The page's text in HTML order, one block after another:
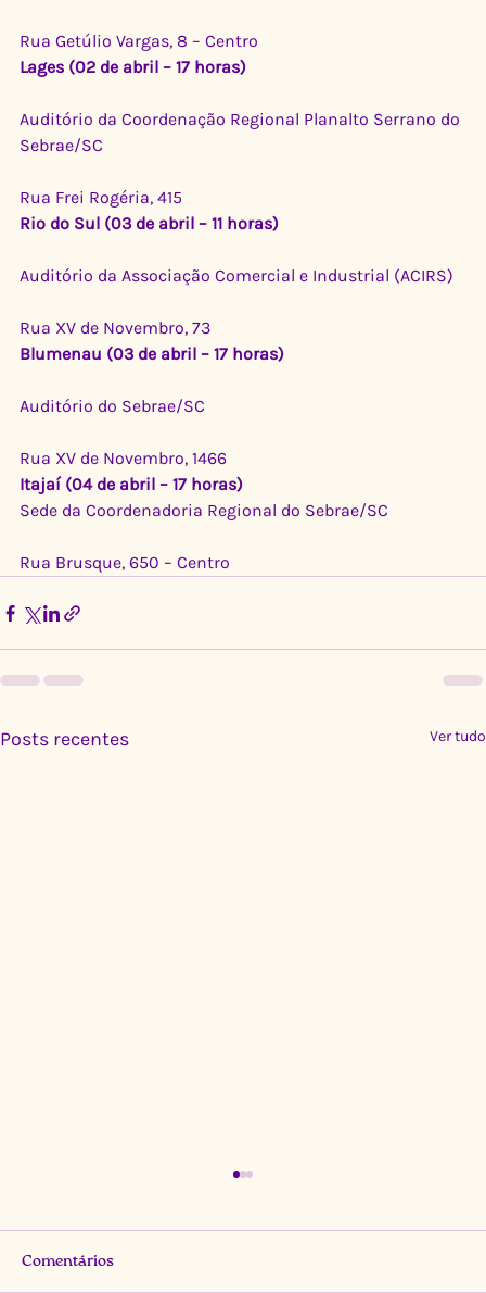
Rua Getúlio Vargas, 8 – Centro
Lages (02 de abril – 17 horas)
Auditório da Coordenação Regional Planalto Serrano do
Sebrae/SC
Rua Frei Rogéria, 415
Rio do Sul (03 de abril – 11 horas)
Auditório da Associação Comercial e Industrial (ACIRS)
Rua XV de Novembro, 73
Blumenau (03 de abril – 17 horas)
Auditório do Sebrae/SC
Rua XV de Novembro, 1466
Itajaí (04 de abril – 17 horas)
Sede da Coordenadoria Regional do Sebrae/SC
Rua Brusque, 650 – Centro
Posts recentes Ver tudo
Comentários